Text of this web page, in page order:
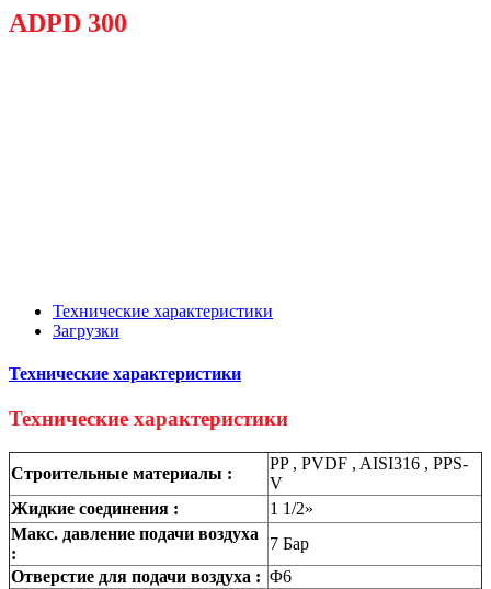
ADPD 300
Технические характеристики
Загрузки
Технические характеристики
Технические характеристики
Строительные материалы :
PP , PVDF , AISI316 , PPS-
V
Жидкие соединения :
1 1/2»
Макс. давление подачи воздуха
:
7 Бар
Отверстие для подачи воздуха : Φ6